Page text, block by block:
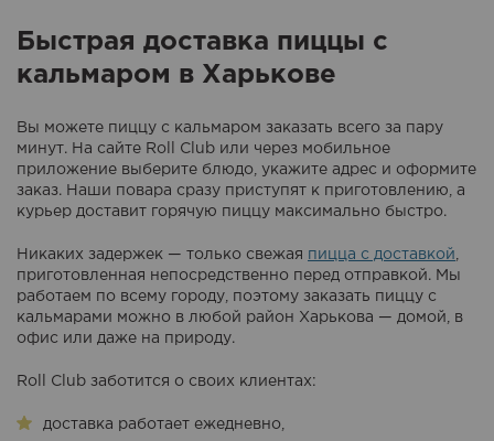
Быстрая доставка пиццы с
кальмаром в Харькове
Вы можете пиццу с кальмаром заказать всего за пару
минут. На сайте Roll Club или через мобильное
приложение выберите блюдо, укажите адрес и оформите
заказ. Наши повара сразу приступят к приготовлению, а
курьер доставит горячую пиццу максимально быстро.
Никаких задержек — только свежая пицца с доставкой
приготовленная непосредственно перед отправкой. Мы
работаем по всему городу, поэтому заказать пиццу с
кальмарами можно в любой район Харькова — домой, в
офис или даже на природу.
Roll Club заботится о своих клиентах:
доставка работает ежедневно,